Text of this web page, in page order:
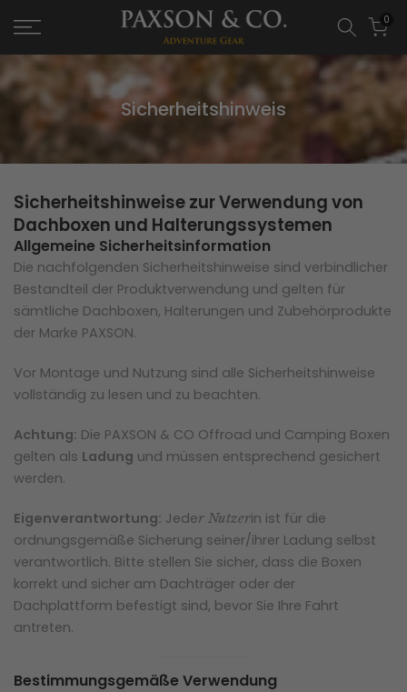
0
Sicherheitshinweis
Sicherheitshinweise zur Verwendung von
Dachboxen und Halterungssystemen
Allgemeine Sicherheitsinformation
Die nachfolgenden Sicherheitshinweise sind verbindlicher
Bestandteil der Produktverwendung und gelten für
sämtliche Dachboxen, Halterungen und Zubehörprodukte
der Marke PAXSON.
Vor Montage und Nutzung sind alle Sicherheitshinweise
vollständig zu lesen und zu beachten.
Achtung: Die PAXSON & CO Offroad und Camping Boxen
gelten als Ladung und müssen entsprechend gesichert
werden.
Eigenverantwortung: Jeder Nutzerin ist für die
ordnungsgemäße Sicherung seiner/ihrer Ladung selbst
verantwortlich. Bitte stellen Sie sicher, dass die Boxen
korrekt und sicher am Dachträger oder der
Dachplattform befestigt sind, bevor Sie Ihre Fahrt
antreten.
Bestimmungsgemäße Verwendung